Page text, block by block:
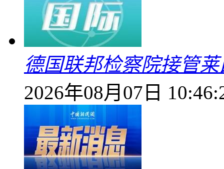
德国联邦检察院接管
2026年08月07日